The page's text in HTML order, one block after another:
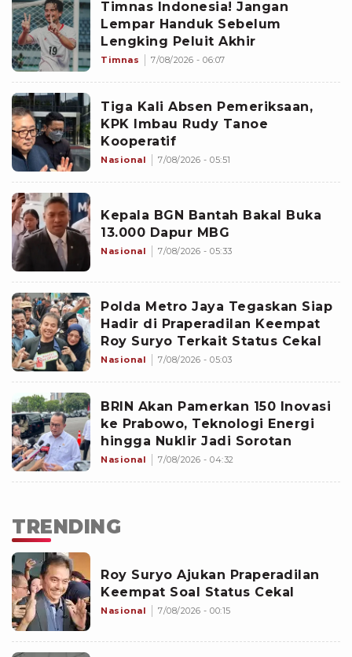
Timnas Indonesia! Jangan
Lempar Handuk Sebelum
Lengking Peluit Akhir
Timnas 7/08/2026 - 06:07
Tiga Kali Absen Pemeriksaan,
KPK Imbau Rudy Tanoe
Kooperatif
Nasional 7/08/2026 - 05:51
Kepala BGN Bantah Bakal Buka
13.000 Dapur MBG
Nasional 7/08/2026 - 05:33
Polda Metro Jaya Tegaskan Siap
Hadir di Praperadilan Keempat
Roy Suryo Terkait Status Cekal
Nasional 7/08/2026 - 05:03
BRIN Akan Pamerkan 150 Inovasi
ke Prabowo, Teknologi Energi
hingga Nuklir Jadi Sorotan
Nasional 7/08/2026 - 04:32
TRENDING
Roy Suryo Ajukan Praperadilan
Keempat Soal Status Cekal
Nasional 7/08/2026 - 00:15